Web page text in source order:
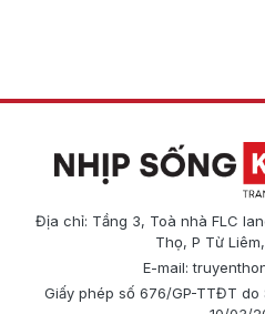
Địa chỉ: Tầng 3, Toà nhà FLC
Thọ, P Từ
E-mail:
Giấy phép số 676/GP-TTĐT do